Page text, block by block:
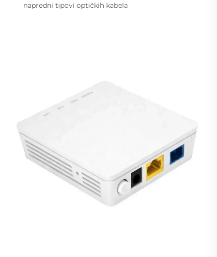
napredni tipovi optičkih kabela